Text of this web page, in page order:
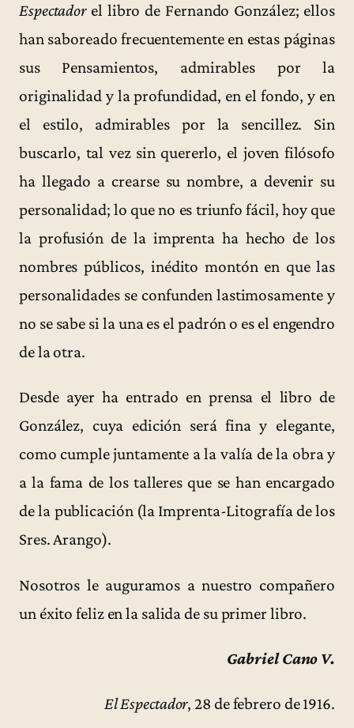
Espectadorel libro de Fernando González; ellos
han saboreado frecuentemente en estas páginas
sus Pensamientos, admirables por la
originalidad y la profundidad, en el fondo, y en
el estilo, admirables por la sencillez. Sin
buscarlo, tal vez sin quererlo, el joven filósofo
ha llegado a crearse su nombre, a devenir su
personalidad; lo que no es triunfo fácil, hoy que
la profusión de la imprenta ha hecho de los
nombres públicos, inédito montón en que las
personalidades se confunden lastimosamente y
no se sabe si la una es el padrón o es el engendro
de la otra.
Desde ayer ha entrado en prensa el libro de
González, cuya edición será fina y elegante,
como cumple juntamente a la valía de la obra y
a la fama de los talleres que se han encargado
de la publicación (la Imprenta-Litografía de los
Sres. Arango).
Nosotros le auguramos a nuestro compañero
un éxito feliz en la salida de su primer libro.
Gabriel Cano V.
El Espectador, 28 de febrero de 1916.